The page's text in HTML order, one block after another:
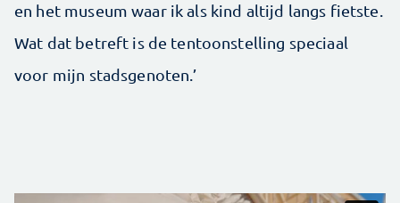
en het museum waar ik als kind altijd langs fietste.
Wat dat betreft is de tentoonstelling speciaal
voor mijn stadsgenoten.’